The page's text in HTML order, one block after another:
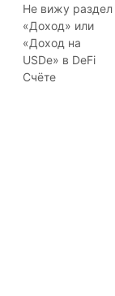
Не вижу раздел
«Доход» или
«Доход на
USDe» в DeFi
Счёте